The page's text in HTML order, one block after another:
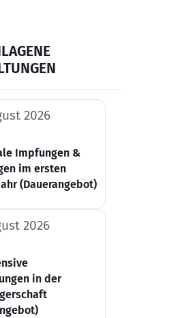
2026
Impfungen &
im ersten
(Dauerangebot)
2026
in der